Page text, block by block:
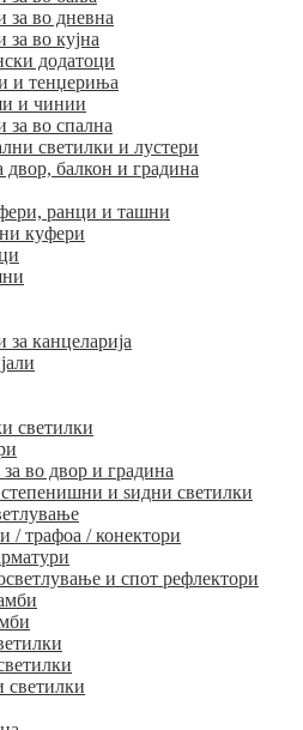
за во дневна
за во кујна
додатоци
и тенџериња
и чинии
за во спална
светилки и лустери
двор, балкон и градина
ранци и ташни
куфери
за канцеларија
светилки
во двор и градина
и ѕидни светилки
/ трафоа / конектори
и спот рефлектори
светилки